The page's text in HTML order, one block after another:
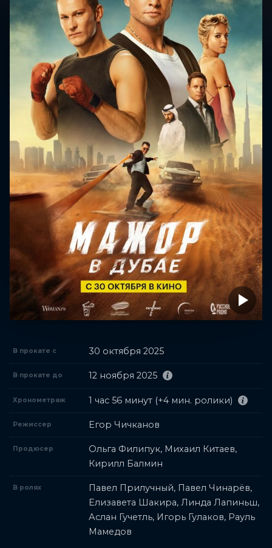
В прокате с 30 октября 2025
В прокате до 12 ноября 2025
Хронометраж 1 час 56 минут (+4 мин. ролики)
Режиссер Егор Чичканов
Продюсер
Ольга Филипук, Михаил Китаев,
Кирилл Балмин
В ролях
Павел Прилучный, Павел Чинарёв,
Елизавета Шакира, Линда Лапиньш,
Аслан Гучетль, Игорь Гулаков, Рауль
Мамедов